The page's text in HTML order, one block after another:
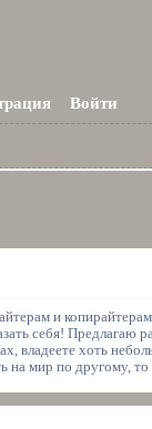
Войти
и
себя! Предлагаю
владеете хоть
на мир по другому,